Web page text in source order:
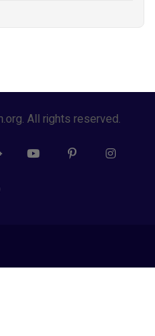
All rights reserved.